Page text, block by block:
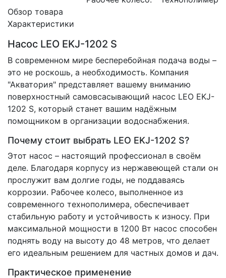
Обзор товара
Характеристики
Насос LEO EKJ-1202 S
В современном мире бесперебойная подача воды –
это не роскошь, а необходимость. Компания
"Акватория" представляет вашему вниманию
поверхностный самовсасывающий насос LEO EKJ-
1202 S, который станет вашим надёжным
помощником в организации водоснабжения.
Почему стоит выбрать LEO EKJ-1202 S?
Этот насос – настоящий профессионал в своём
деле. Благодаря корпусу из нержавеющей стали он
прослужит вам долгие годы, не поддаваясь
коррозии. Рабочее колесо, выполненное из
современного технополимера, обеспечивает
стабильную работу и устойчивость к износу. При
максимальной мощности в 1200 Вт насос способен
поднять воду на высоту до 48 метров, что делает
его идеальным решением для частных домов и дач.
Практическое применение